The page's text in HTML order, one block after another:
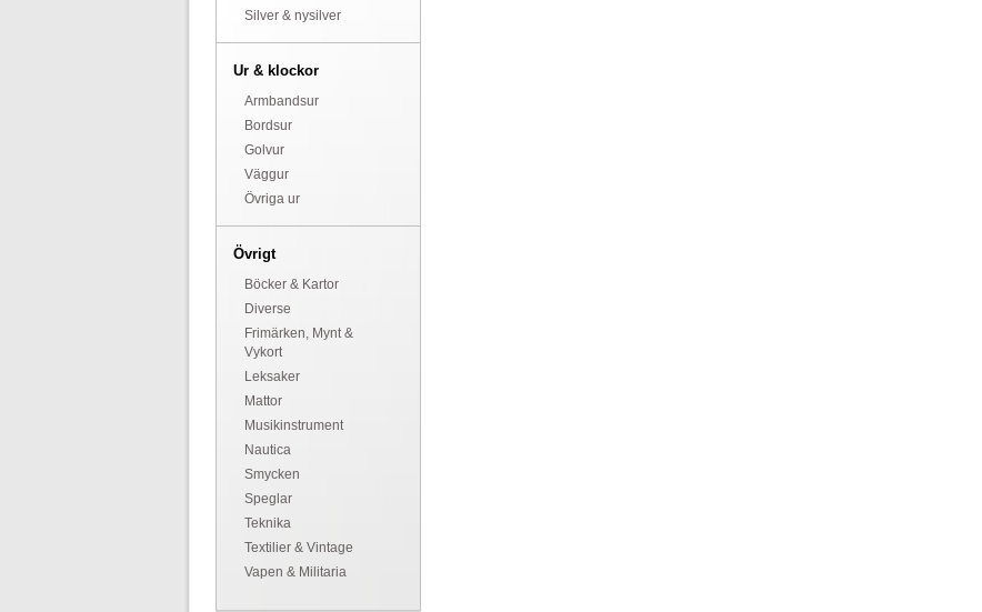
Silver & nysilver
Ur & klockor
Armbandsur
Bordsur
Golvur
Väggur
Övriga ur
Övrigt
Böcker & Kartor
Diverse
Frimärken, Mynt &
Vykort
Leksaker
Mattor
Musikinstrument
Nautica
Smycken
Speglar
Teknika
Textilier & Vintage
Vapen & Militaria